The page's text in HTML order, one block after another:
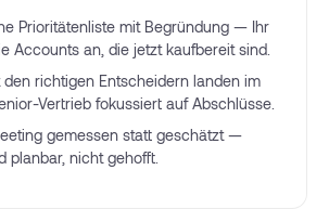
Prioritätenliste mit Begründung — Ihr
Accounts an, die jetzt kaufbereit sind.
den richtigen Entscheidern landen im
Vertrieb fokussiert auf Abschlüsse.
gemessen statt geschätzt —
planbar, nicht gehofft.